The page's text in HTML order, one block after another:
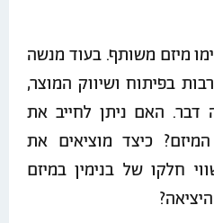
מיזם משותף. בעוד מנשה
בפיתוח ושיווק המוצר,
דבר. האם ניתן לחייב את
כיצד מוציאים את
חלקו של בנימין במיזם